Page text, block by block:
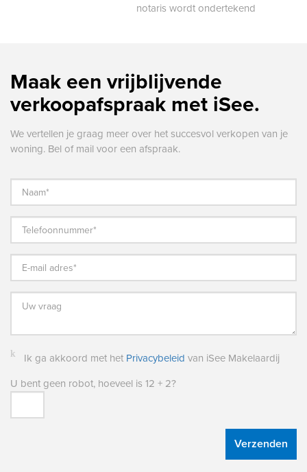
notaris wordt ondertekend
Maak een vrijblijvende
verkoopafspraak met iSee.
We vertellen je graag meer over het succesvol verkopen van je
woning. Bel of mail voor een afspraak.
Ik ga akkoord met het Privacybeleid van iSee Makelaardij
U bent geen robot, hoeveel is 12 + 2?
Verzenden